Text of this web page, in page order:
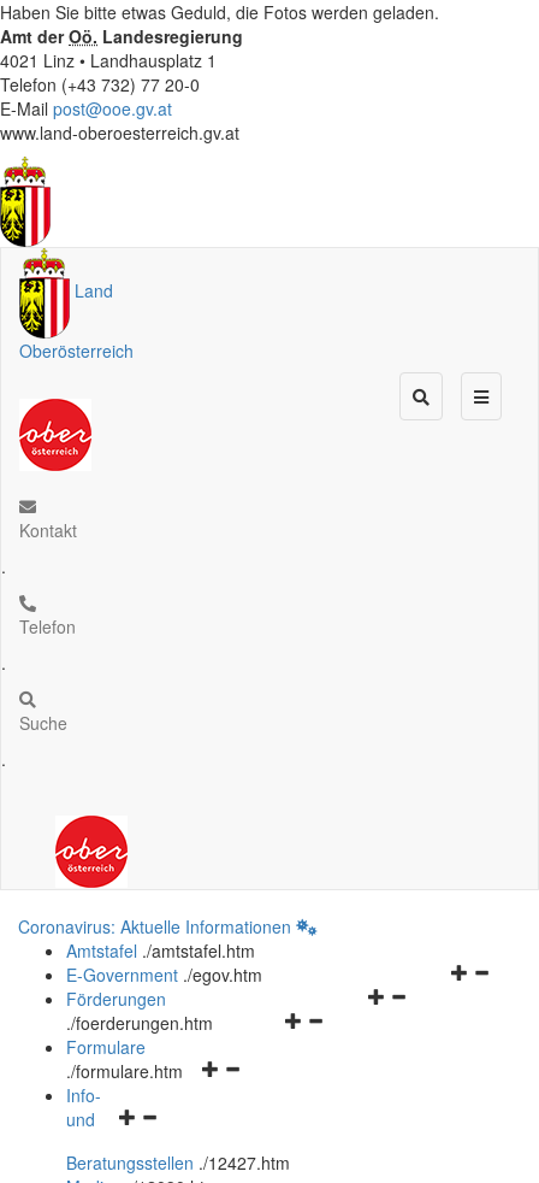
Haben Sie bitte etwas Geduld, die Fotos werden geladen.
Amt derOö. Landesregierung
4021 Linz • Landhausplatz 1
Telefon (+43 732) 77 20-0
E-Mail post@ooe.gv.at
www.land-oberoesterreich.gv.at
Land
Oberösterreich
Kontakt
.
Telefon
.
Suche
.
Coronavirus: Aktuelle Informationen
Amtstafel ./amtstafel.htm
Navigationsmenü
E-Government ./egov.htm
Navigationsmenü
Förderungen
./foerderungen.htm
Navigationsmenü
Formulare
./formulare.htm
Navigationsmenü
und
Info-
und
Beratungsstellen ./12427.htm